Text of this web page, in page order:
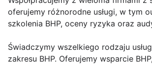
oferujemy różnorodne usługi, w tym
szkolenia BHP, oceny ryzyka oraz
Świadczymy wszelkiego rodzaju
zakresu BHP. Oferujemy wsparcie